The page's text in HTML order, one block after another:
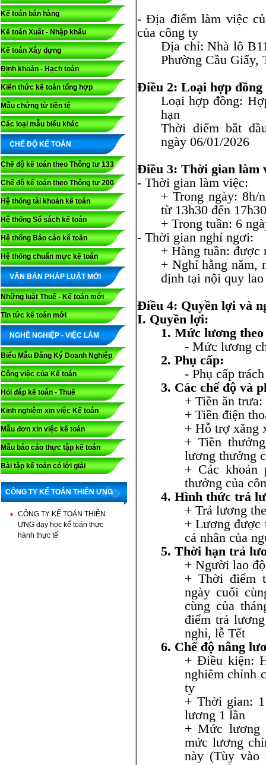
Kế toán bán hàng
Kế toán Xuất - Nhập khẩu
Kế toán Xây dựng
Định khoản - Hạch toán
Kiến thức kế toán tổng hợp
Mẫu chứng từ tiền tệ
Các loại mẫu biểu khác
CHẾ ĐỘ KẾ TOÁN
Chế độ kế toán theo Thông tư 133
Chế độ kế toán theo Thông tư 200
Hệ thống tài khoản kế toán
Hệ thống Sổ sách kế toán
Hệ thống Báo cáo kế toán
Hệ thống chuẩn mực kế toán
VĂN BẢN PHÁP LUẬT MỚI
Những luật Thuế - Kế toán mới
Tin tức kế toán mới
NGHỀ NGHIỆP - VIỆC LÀM
Biểu Mẫu Đăng Ký Doanh Nghiệp
Công việc của Kế toán
Hỏi đáp kế toán - Thuế
Kinh nghiệm xin việc Kế toán
Mẫu đơn xin việc kế toán
Mẫu báo cáo thực tập kế toán
Bài tập kế toán có lời giải
CÔNG TY KẾ TOÁN THIÊN ƯNG
CÔNG TY KẾ TOÁN THIÊN
ƯNG dạy học kế toán thực
hành thực tế
- Địa điểm làm việc
của công ty
Địa chỉ: Nhà lô
Phường Cầu Giấy,
Điều 2: Loại hợp
Loại hợp đồng:
hạn
Thời điểm bắt
ngày 06/01/2026
Điều 3: Thời gian làm
- Thời gian làm việc:
+ Trong ngày: 8h/
từ 13h30 đến
+ Trong tuần: 6
- Thời gian nghỉ ngơi:
+ Hàng tuần: được
+ Nghỉ hằng năm,
định tại nội quy
Điều 4: Quyền lợi và
I. Quyền lợi:
1. Mức lương
- Mức lương
2. Phụ cấp:
- Phụ cấp
3. Các chế độ và
+ Tiền ăn
+ Tiền điện
+ Hỗ trợ xăng
+ Tiền
lương thưởng
+ Các khoản
thưởng của
4. Hình thức trả
+ Trả lương
+ Lương được
cá nhân của
5. Thời hạn trả
+ Người lao
+ Thời điểm
ngày cuối
cùng của
điểm trả
nghỉ, lễ Tết
6. Chế độ nâng
+ Điều kiện:
nghiêm chỉnh
ty
+ Thời gian:
lương 1 lần
+ Mức lương
mức lương
này (Tùy vào